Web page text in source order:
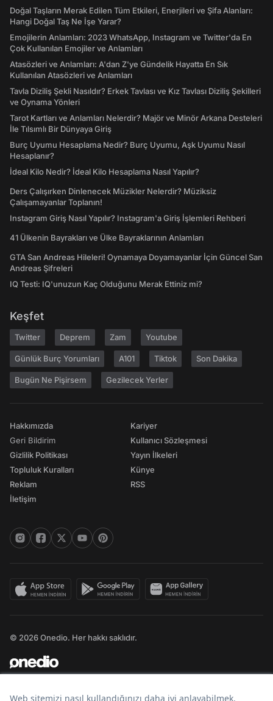
Doğal Taşların Merak Edilen Tüm Etkileri, Enerjileri ve Şifa Alanları:
Hangi Doğal Taş Ne İşe Yarar?
Emojilerin Anlamları: 2023 WhatsApp, Instagram ve Twitter'da En
Çok Kullanılan Emojiler ve Anlamları
Atasözleri ve Anlamları: A'dan Z'ye Gündelik Hayatta En Sık
Kullanılan Atasözleri ve Anlamları
Tavla Diziliş Şekli Nasıldır? Erkek Tavlası ve Kız Tavlası Diziliş Şekilleri
ve Oynama Yönleri
Tarot Kartları ve Anlamları Nelerdir? Majör ve Minör Arkana Desteleri
İle Tılsımlı Bir Dünyaya Giriş
Burç Uyumu Hesaplama Nedir? Burç Uyumu, Aşk Uyumu Nasıl
Hesaplanır?
İdeal Kilo Nedir? İdeal Kilo Hesaplama Nasıl Yapılır?
Ders Çalışırken Dinlenecek Müzikler Nelerdir? Müziksiz
Çalışamayanlar Toplanın!
Instagram Giriş Nasıl Yapılır? Instagram'a Giriş İşlemleri Rehberi
41 Ülkenin Bayrakları ve Ülke Bayraklarının Anlamları
GTA San Andreas Hileleri! Oynamaya Doyamayanlar İçin Güncel San
Andreas Şifreleri
IQ Testi: IQ'unuzun Kaç Olduğunu Merak Ettiniz mi?
Keşfet
Twitter Deprem Zam Youtube
Günlük Burç Yorumları A101 Tiktok Son Dakika
Bugün Ne Pişirsem Gezilecek Yerler
Hakkımızda
Geri Bildirim
Gizlilik Politikası
Topluluk Kuralları
Reklam
İletişim
Kariyer
Kullanıcı Sözleşmesi
Yayın İlkeleri
Künye
RSS
© 2026 Onedio. Her hakkı saklıdır.